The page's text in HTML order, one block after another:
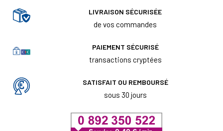
LIVRAISON SÉCURISÉE
de vos commandes
PAIEMENT SÉCURISÉ
transactions cryptées
SATISFAIT OU REMBOURSÉ
sous 30 jours